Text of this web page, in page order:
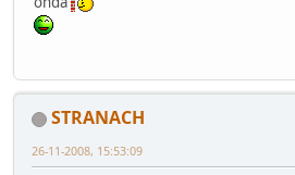
STRANACH
26-11-2008, 15:53:09